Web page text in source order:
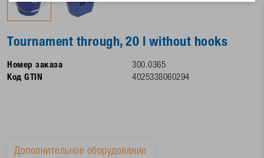
Tournament through, 20 l without hooks
Номер заказа
300.0365
Код GTIN
4025338060294
Дополнительное оборудование